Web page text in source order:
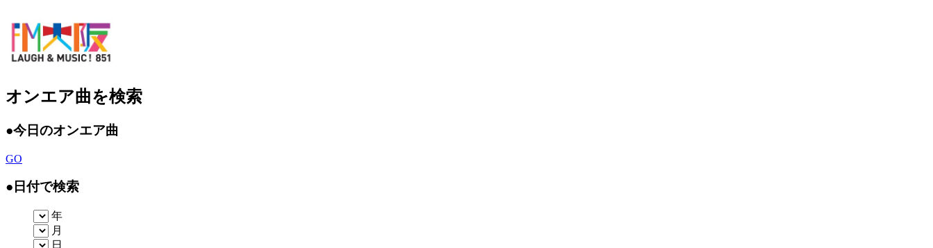
オンエア曲を検索
●今日のオンエア曲
GO
● 日付で検索
年
月
日